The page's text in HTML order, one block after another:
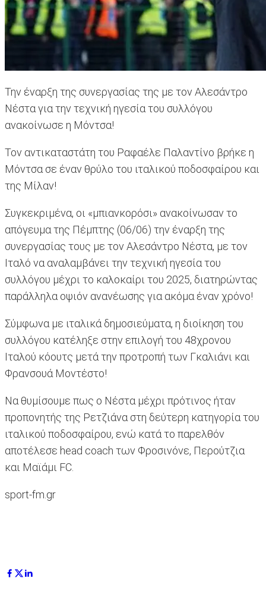
Την έναρξη της συνεργασίας της με τον Αλεσάντρο
Νέστα για την τεχνική ηγεσία του συλλόγου
ανακοίνωσε η Μόντσα!
Τον αντικαταστάτη του Ραφαέλε Παλαντίνο βρήκε η
Μόντσα σε έναν θρύλο του ιταλικού ποδοσφαίρου και
της Μίλαν!
Συγκεκριμένα, οι «μπιανκορόσι» ανακοίνωσαν το
απόγευμα της Πέμπτης (06/06) την έναρξη της
συνεργασίας τους με τον Αλεσάντρο Νέστα, με τον
Ιταλό να αναλαμβάνει την τεχνική ηγεσία του
συλλόγου μέχρι το καλοκαίρι του 2025, διατηρώντας
παράλληλα οψιόν ανανέωσης για ακόμα έναν χρόνο!
Σύμφωνα με ιταλικά δημοσιεύματα, η διοίκηση του
συλλόγου κατέληξε στην επιλογή του 48χρονου
Ιταλού κόουτς μετά την προτροπή των Γκαλιάνι και
Φρανσουά Μοντέστο!
Να θυμίσουμε πως ο Νέστα μέχρι πρότινος ήταν
προπονητής της Ρετζιάνα στη δεύτερη κατηγορία του
ιταλικού ποδοσφαίρου, ενώ κατά το παρελθόν
αποτέλεσε head coach των Φροσινόνε, Περούτζια
και Μαϊάμι FC.
sport-fm.gr